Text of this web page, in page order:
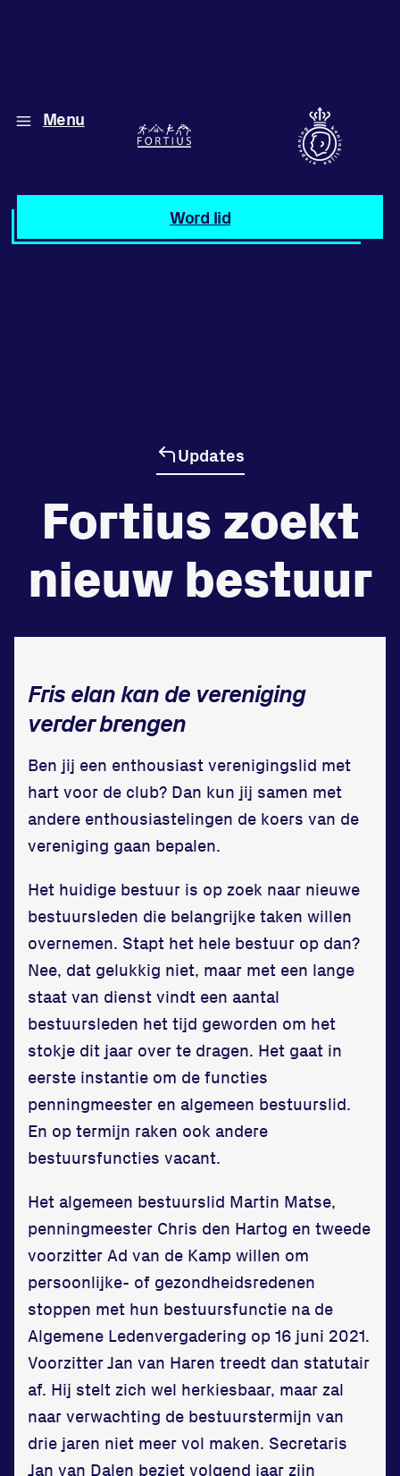
Menu
Word lid
Diverse disciplines
onder één dak
de
tegenstander
Worstelen
Prestaties op afstanden
Running
Zet een personal record
in onze gym
Updates
Atleten
Vereniging
Contact
Locatie
Sportpark Reeweg
Halmaheiraplein 35
3312 GH Dordrecht
Bekijk locatie
Updates
Fortius zoekt
nieuw bestuur
Fris elan kan de vereniging
verder brengen
Ben jij een enthousiast verenigingslid met
hart voor de club? Dan kun jij samen met
andere enthousiastelingen de koers van de
vereniging gaan bepalen.
Het huidige bestuur is op zoek naar nieuwe
bestuursleden die belangrijke taken willen
overnemen. Stapt het hele bestuur op dan?
Nee, dat gelukkig niet, maar met een lange
staat van dienst vindt een aantal
bestuursleden het tijd geworden om het
stokje dit jaar over te dragen. Het gaat in
eerste instantie om de functies
penningmeester en algemeen bestuurslid.
En op termijn raken ook andere
bestuursfuncties vacant.
Het algemeen bestuurslid Martin Matse,
penningmeester Chris den Hartog en tweede
voorzitter Ad van de Kamp willen om
persoonlijke- of gezondheidsredenen
stoppen met hun bestuursfunctie na de
Algemene Ledenvergadering op 16 juni 2021.
Voorzitter Jan van Haren treedt dan statutair
af. Hij stelt zich wel herkiesbaar, maar zal
naar verwachting de bestuurstermijn van
drie jaren niet meer vol maken. Secretaris
Jan van Dalen beziet volgend jaar zijn